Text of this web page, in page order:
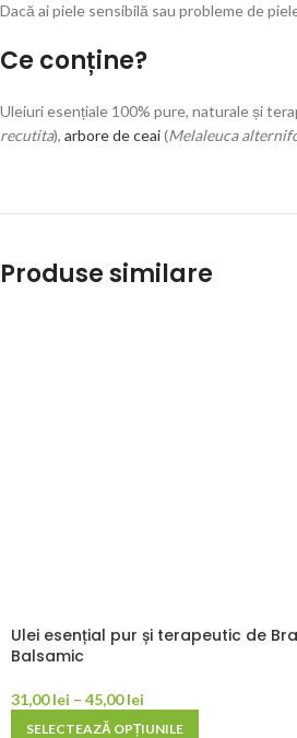
Dacă ai piele sensibilă sau probleme de
Ce conține?
Uleiuri esențiale 100% pure, naturale și
recutita), arbore de ceai(Melaleuca
Produse similare
Ulei esențial pur și terapeutic de
Balsamic
31,00lei – 45,00lei
SELECTEAZĂ OPȚIUNILE